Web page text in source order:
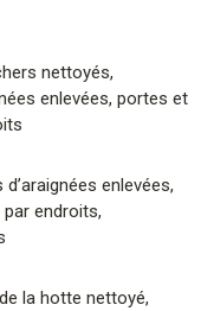
nettoyés,
enlevées, portes et
enlevées,
endroits,
la hotte nettoyé,